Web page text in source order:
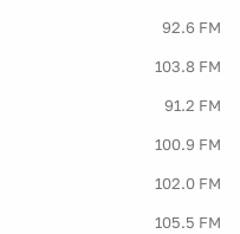
92.6 FM
103.8 FM
91.2 FM
100.9 FM
102.0 FM
105.5 FM